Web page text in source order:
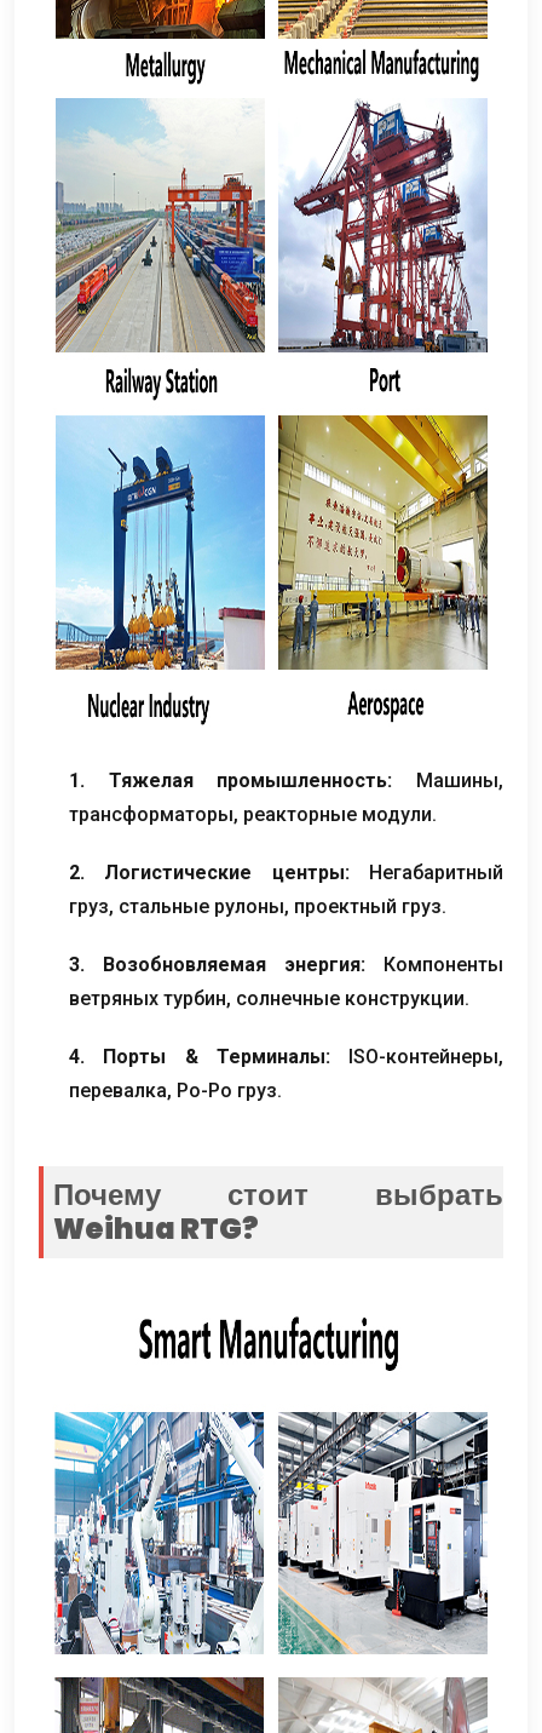
1. Тяжелая промышленность: Машины,
трансформаторы, реакторные модули.
2. Логистические центры:Негабаритный
груз, стальные рулоны, проектный груз.
3. Возобновляемая энергия: Компоненты
ветряных турбин, солнечные конструкции.
4. Порты & Терминалы:ISO-контейнеры,
перевалка, Ро-Ро груз.
Почему стоит выбрать
Weihua RTG?